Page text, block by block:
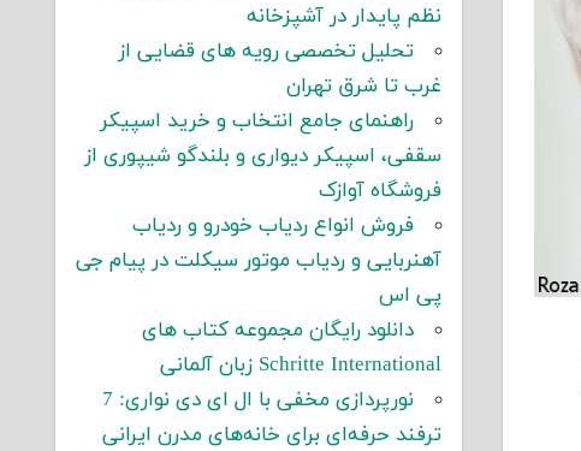
نظم پایدار در آشپزخانه
تحلیل تخصصی رویه های قضایی از
غرب تا شرق تهران
راهنمای جامع انتخاب و خرید اسپیکر
سقفی، اسپیکر دیواری و بلندگو شیپوری از
فروشگاه آوازک
فروش انواع ردیاب خودرو و ردیاب
آهنربایی و ردیاب موتور سیکلت در پیام جی
پی اس
دانلود رایگان مجموعه کتاب های
Schritte International زبان آلمانی
نورپردازی مخفی با ال ای دی نواری: 7
ترفند حرفه‌ای برای خانه‌های مدرن ایرانی